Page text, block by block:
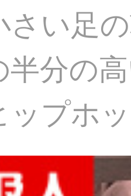
さい足
半分の
プホ